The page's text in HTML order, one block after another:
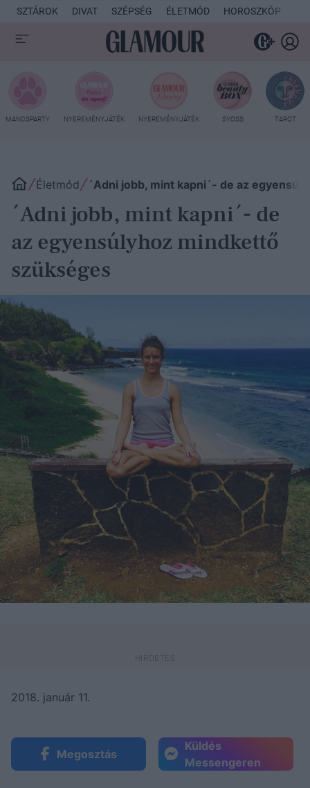
SZTÁROK DIVAT SZÉPSÉG ÉLETMÓD HOROSZKÓP
MANCSPARTY NYEREMÉNYJÁTÉK NYEREMÉNYJÁTÉK SYOSS TAROT
Életmód ´Adni jobb, mint kapni´- de az
´Adni jobb, mint kapni´- de
az egyensúlyhoz mindkettő
szükséges
2018. január 11.
Megosztás
Küldés
Messengeren